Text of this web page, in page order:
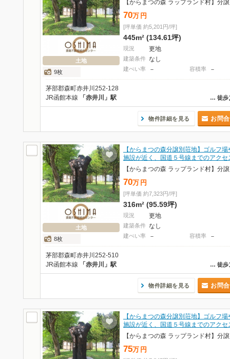
土地
9枚
70万 円
[坪単価 約5,201円/坪]
445m² (134.61坪)
現況 更地
建築条件 なし
建ぺい率 － 容積率 －
茅部郡森町赤井川252-128
… 徒歩
JR函館本線 「赤井川」駅
物件詳細を見る お問
土地
8枚
【からまつの森分譲別荘地】ゴルフ場
施設が近く、国道５号線までのアク
70万 円
[坪単価 約7,323円/坪]
316m² (95.59坪)
現況 更地
建築条件 なし
建ぺい率 － 容積率 －
茅部郡森町赤井川252-510
… 徒歩
JR函館本線 「赤井川」駅
物件詳細を見る お問
【からまつの森分譲別荘地】ゴルフ場
施設が近く、国道５号線までのアク
75万 円